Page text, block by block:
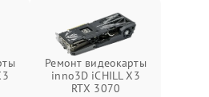
Ремонт видеокарты
inno3D iCHILL X3
RTX 3070